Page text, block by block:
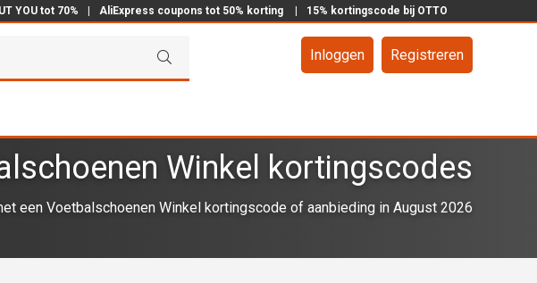
YOU tot 70% AliExpress coupons tot 50% korting 15% kortingscode bij OTTO
Inloggen Registreren
Winkel kortingscodes
een Voetbalschoenen Winkel kortingscode of aanbieding in August 2026